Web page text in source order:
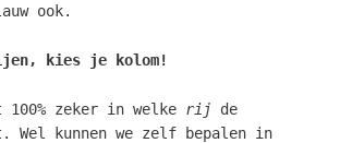
ook.
kies je kolom!
100% zeker in welke rij de
Wel kunnen we zelf bepalen in